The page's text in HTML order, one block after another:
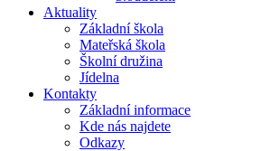
Aktuality
Základní škola
Mateřská škola
Školní družina
Jídelna
Kontakty
Základní informace
Kde nás najdete
Odkazy